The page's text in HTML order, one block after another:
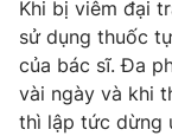
THỜI BÁO VTV
Khi bị viêm đại
sử dụng thuốc
của bác sĩ. Đa
vài ngày và khi
thì lập tức dừng